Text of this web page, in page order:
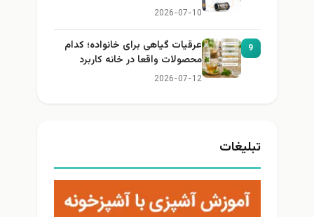
2026-07-10
9
عرقیات گیاهی برای خانواده؛ کدام
محصولات واقعا در خانه کاربرد
دارند؟
2026-07-12
تبلیغات